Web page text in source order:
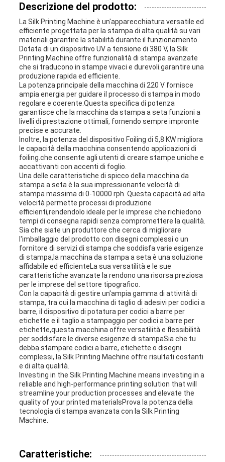
SULLA
PRIVACY
Descrizione del prodotto:
La Silk Printing Machine è un'apparecchiatura versatile ed
efficiente progettata per la stampa di alta qualità su vari
materiali.garantire la stabilità durante il funzionamento.
Dotata di un dispositivo UV a tensione di 380 V, la Silk
Printing Machine offre funzionalità di stampa avanzate
che si traducono in stampe vivaci e durevoli.garantire una
produzione rapida ed efficiente.
La potenza principale della macchina di 220 V fornisce
ampia energia per guidare il processo di stampa in modo
regolare e coerente.Questa specifica di potenza
garantisce che la macchina da stampa a seta funzioni a
livelli di prestazione ottimali, fornendo sempre impronte
precise e accurate.
Inoltre, la potenza del dispositivo Foiling di 5,8 KW migliora
le capacità della macchina consentendo applicazioni di
foiling.che consente agli utenti di creare stampe uniche e
accattivanti con accenti di foglio.
Una delle caratteristiche di spicco della macchina da
stampa a seta è la sua impressionante velocità di
stampa massima di 0-10000 rph. Questa capacità ad alta
velocità permette processi di produzione
efficienti,rendendolo ideale per le imprese che richiedono
tempi di consegna rapidi senza compromettere la qualità.
Sia che siate un produttore che cerca di migliorare
l'imballaggio del prodotto con disegni complessi o un
fornitore di servizi di stampa che soddisfa varie esigenze
di stampa,la macchina da stampa a seta è una soluzione
affidabile ed efficienteLa sua versatilità e le sue
caratteristiche avanzate la rendono una risorsa preziosa
per le imprese del settore tipografico.
Con la capacità di gestire un'ampia gamma di attività di
stampa, tra cui la macchina di taglio di adesivi per codici a
barre, il dispositivo di potatura per codici a barre per
etichette e il taglio a stampaggio per codici a barre per
etichette,questa macchina offre versatilità e flessibilità
per soddisfare le diverse esigenze di stampaSia che tu
debba stampare codici a barre, etichette o disegni
complessi, la Silk Printing Machine offre risultati costanti
e di alta qualità.
Investing in the Silk Printing Machine means investing in a
reliable and high-performance printing solution that will
streamline your production processes and elevate the
quality of your printed materialsProva la potenza della
tecnologia di stampa avanzata con la Silk Printing
Machine.
Caratteristiche: